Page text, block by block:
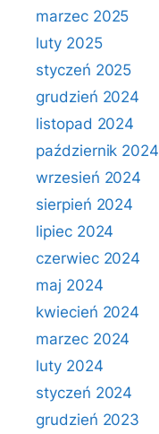
marzec 2025
luty 2025
styczeń 2025
grudzień 2024
listopad 2024
październik 2024
wrzesień 2024
sierpień 2024
lipiec 2024
czerwiec 2024
maj 2024
kwiecień 2024
marzec 2024
luty 2024
styczeń 2024
grudzień 2023